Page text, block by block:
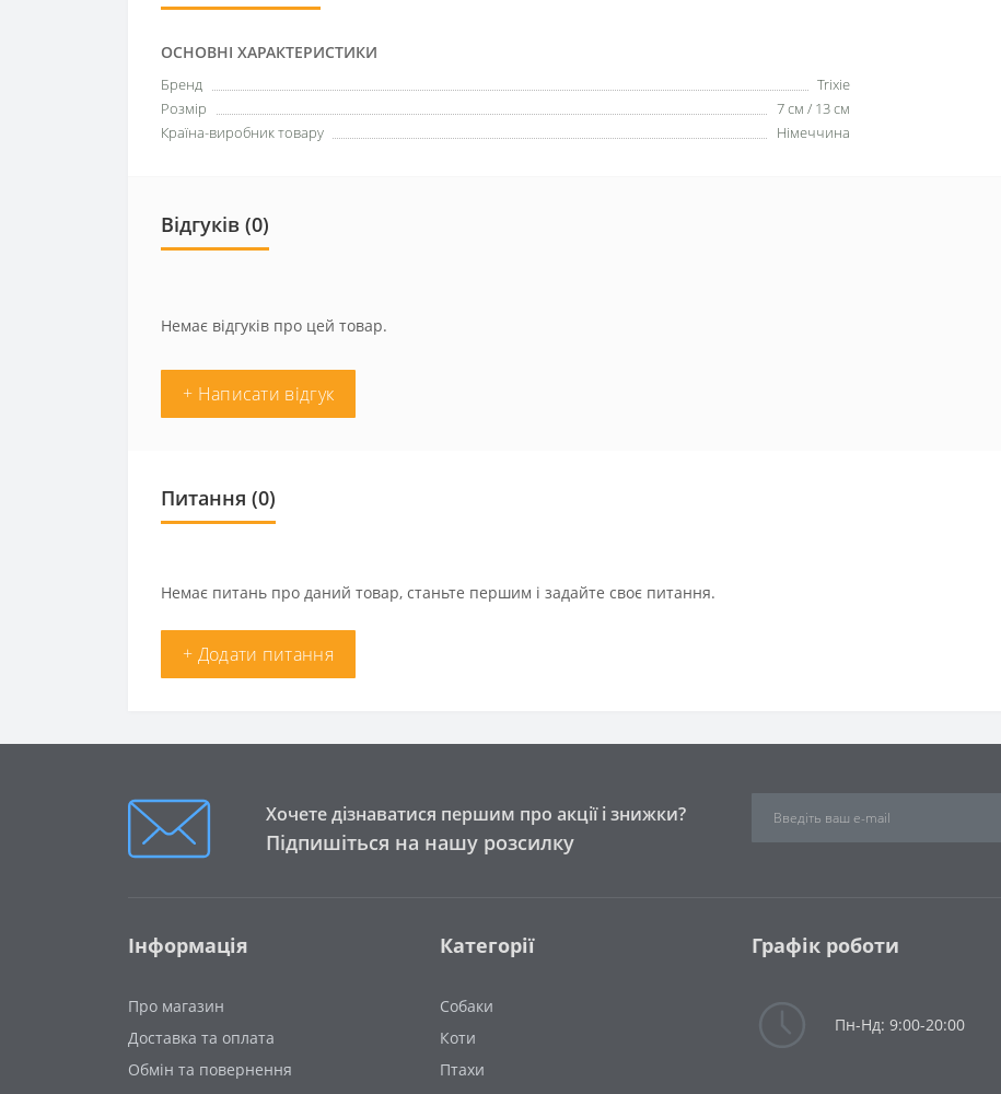
ОСНОВНІ ХАРАКТЕРИСТИКИ
Бренд
Trixie
Розмір
7 см / 13 см
Країна-виробник товару
Нiмеччина
Відгуків (0)
Немає відгуків про цей товар.
+ Написати відгук
Питання (0)
Немає питань про даний товар, станьте першим і задайте своє питання.
+ Додати питання
Хочете дізнаватися першим про акції і знижки?
Підпишіться на нашу розсилку
Інформація
Про магазин
Доставка та оплата
Обмін та повернення
Категорії
Собаки
Коти
Птахи
Графік роботи
Пн-Нд: 9:00-20:00